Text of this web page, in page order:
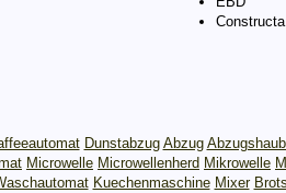
Constructa
Dunstabzug Abzug
Microwelle Microwellenherd Mikrowelle
Kuechenmaschine Mixer